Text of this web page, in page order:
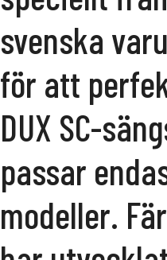
svenska
för att
DUX SC-
passar
modeller.